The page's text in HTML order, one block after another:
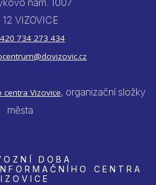
nám. 1007
VIZOVICE
734 273 434
centra Vizovice, organizační složky
města
DOBA
CENTRA